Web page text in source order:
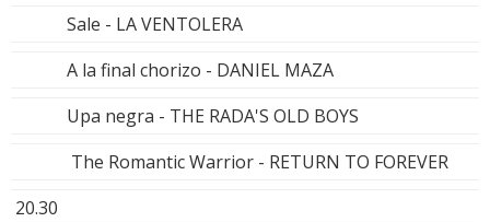
Sale - LA VENTOLERA
A la final chorizo - DANIEL MAZA
Upa negra - THE RADA'S OLD BOYS
The Romantic Warrior - RETURN TO FOREVER
20.30